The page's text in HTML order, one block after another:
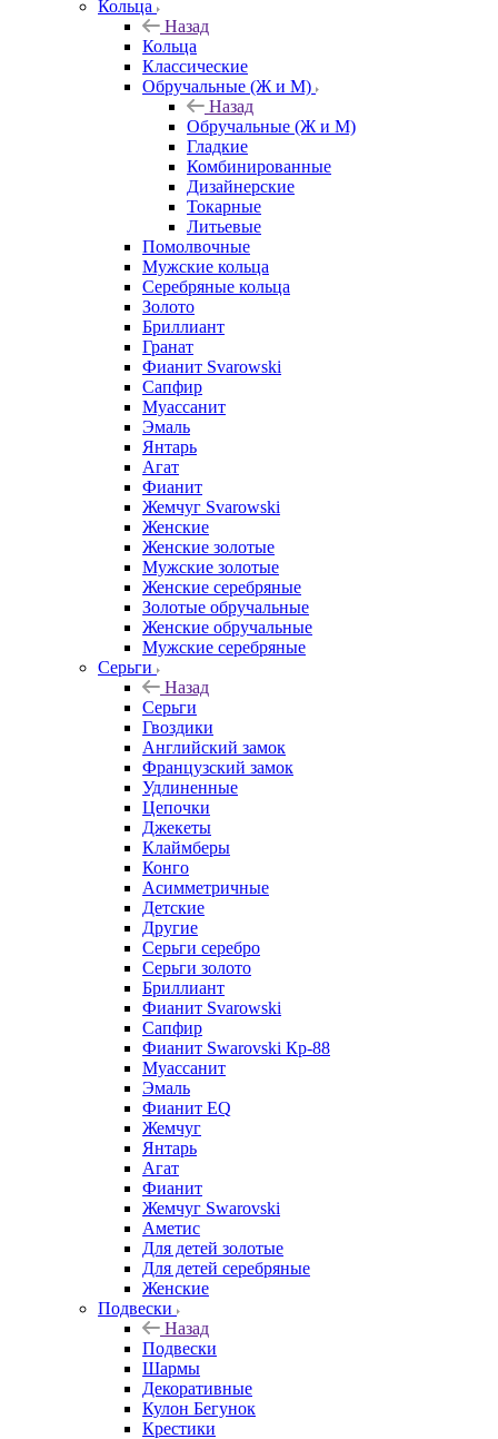
Кольца
Назад
Кольца
Классические
Обручальные (Ж и М)
Назад
Обручальные (Ж и М)
Гладкие
Комбинированные
Дизайнерские
Токарные
Литьевые
Помолвочные
Мужские кольца
Серебряные кольца
Золото
Бриллиант
Гранат
Фианит Svarowski
Сапфир
Муассанит
Эмаль
Янтарь
Агат
Фианит
Жемчуг Svarowski
Женские
Женские золотые
Мужские золотые
Женские серебряные
Золотые обручальные
Женские обручальные
Мужские серебряные
Серьги
Назад
Серьги
Гвоздики
Английский замок
Французский замок
Удлиненные
Цепочки
Джекеты
Клаймберы
Конго
Асимметричные
Детские
Другие
Серьги серебро
Серьги золото
Бриллиант
Фианит Svarowski
Сапфир
Фианит Swarovski Кр-88
Муассанит
Эмаль
Фианит EQ
Жемчуг
Янтарь
Агат
Фианит
Жемчуг Swarovski
Аметис
Для детей золотые
Для детей серебряные
Женские
Подвески
Назад
Подвески
Шармы
Декоративные
Кулон Бегунок
Крестики